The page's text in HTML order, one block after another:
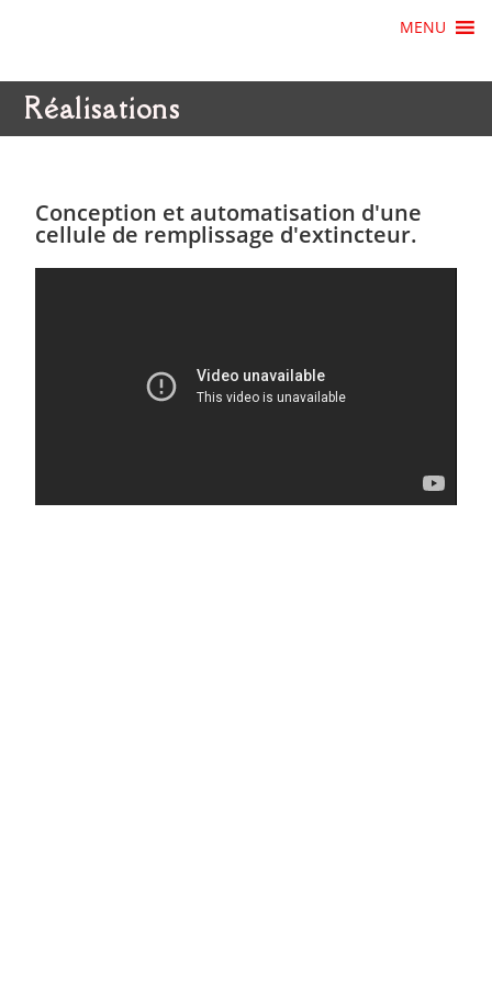
MENU
Réalisations
Conception et automatisation d'une
cellule de remplissage d'extincteur.